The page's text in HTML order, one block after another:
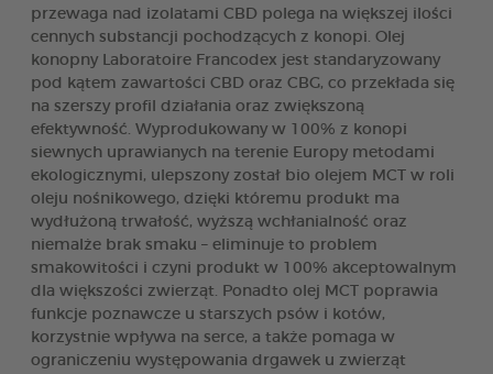
przewaga nad izolatami CBD polega na większej ilości
cennych substancji pochodzących z konopi. Olej
konopny Laboratoire Francodex jest standaryzowany
pod kątem zawartości CBD oraz CBG, co przekłada się
na szerszy profil działania oraz zwiększoną
efektywność. Wyprodukowany w 100% z konopi
siewnych uprawianych na terenie Europy metodami
ekologicznymi, ulepszony został bio olejem MCT w roli
oleju nośnikowego, dzięki któremu produkt ma
wydłużoną trwałość, wyższą wchłanialność oraz
niemalże brak smaku – eliminuje to problem
smakowitości i czyni produkt w 100% akceptowalnym
dla większości zwierząt. Ponadto olej MCT poprawia
funkcje poznawcze u starszych psów i kotów,
korzystnie wpływa na serce, a także pomaga w
ograniczeniu występowania drgawek u zwierząt